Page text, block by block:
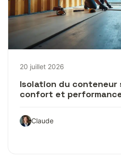
20 juillet 2026
Isolation du conteneur
confort et
Claude